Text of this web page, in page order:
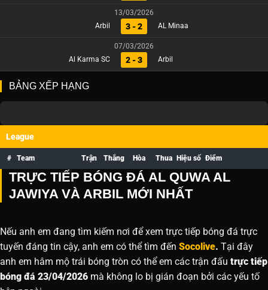
13/03/2026
Arbil
3 - 2 AL Minaa
07/03/2026
Al Karma SC
2 - 3 Arbil
BẢNG XẾP HẠNG
League
# Team Trận Thắng Hòa Thua Hiệu số Điểm
TRỰC TIẾP BÓNG ĐÁ AL QUWA AL
JAWIYA VÀ ARBIL MỚI NHẤT
Nếu anh em đang tìm kiếm nơi để xem trực tiếp bóng đá trực
tuyến đáng tin cậy, anh em có thể tìm đến Socolive. Tại đây
anh em hâm mộ trái bóng tròn có thể em các trận đấu trực tiếp
bóng đá 23/04/2026 mà không lo bị gián đoạn bởi các yếu tố